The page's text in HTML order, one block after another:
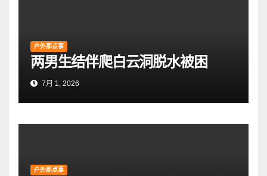
户外那点事
两男生结伴爬白云洞脱水被困
7月 1, 2026
户外那点事